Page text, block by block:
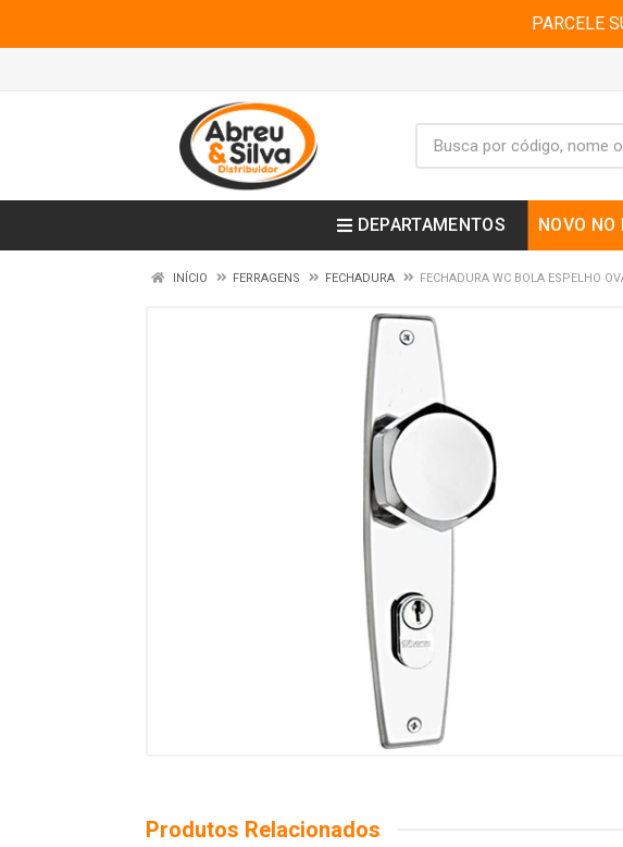
PARCELE
DEPARTAMENTOS NOVO NO
INÍCIO FERRAGENS FECHADURA FECHADURA WC BOLA ESPELHO
Produtos Relacionados